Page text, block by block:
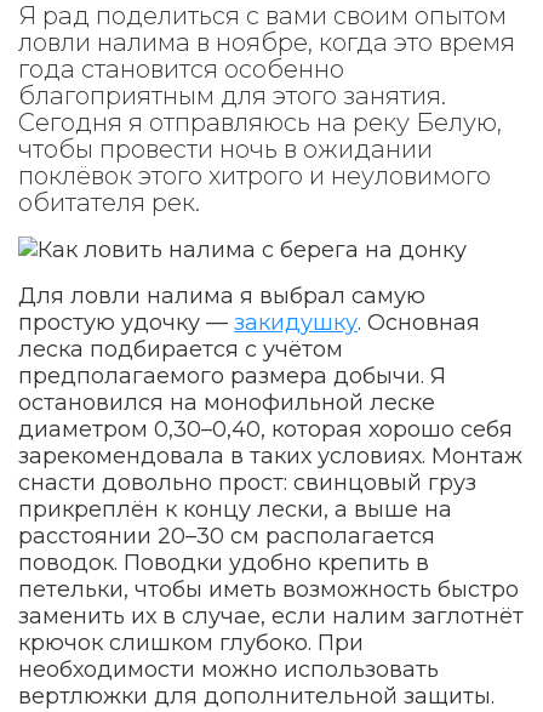
Я рад поделиться с вами своим опытом
ловли налима в ноябре, когда это время
года становится особенно
благоприятным для этого занятия.
Сегодня я отправляюсь на реку Белую,
чтобы провести ночь в ожидании
поклёвок этого хитрого и неуловимого
обитателя рек.
Для ловли налима я выбрал самую
простую удочку — закидушку. Основная
леска подбирается с учётом
предполагаемого размера добычи. Я
остановился на монофильной леске
диаметром 0,30–0,40, которая хорошо себя
зарекомендовала в таких условиях. Монтаж
снасти довольно прост: свинцовый груз
прикреплён к концу лески, а выше на
расстоянии 20–30 см располагается
поводок. Поводки удобно крепить в
петельки, чтобы иметь возможность быстро
заменить их в случае, если налим заглотнёт
крючок слишком глубоко. При
необходимости можно использовать
вертлюжки для дополнительной защиты.